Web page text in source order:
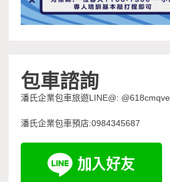
包車諮詢
潘氏企業包車旅遊LINE@: @618cmqve
潘氏企業包車預店:0984345687